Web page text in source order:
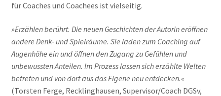
für Coaches und Coachees ist vielseitig.
»Erzählen berührt. Die neuen Geschichten der Autorin eröffnen
andere Denk- und Spielräume. Sie laden zum Coaching auf
Augenhöhe ein und öffnen den Zugang zu Gefühlen und
unbewussten Anteilen. Im Prozess lassen sich erzählte Welten
betreten und von dort aus das Eigene neu entdecken.«
(Torsten Ferge, Recklinghausen, Supervisor/Coach DGSv,